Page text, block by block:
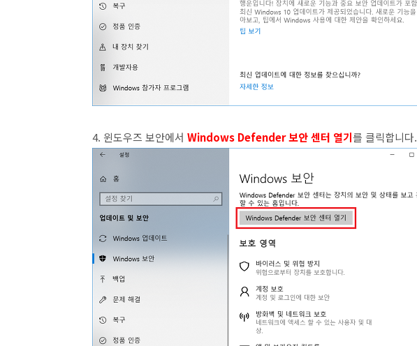
4. 윈도우즈 보안에서 Windows Defender 보안 센터 열기를 클릭합니다.